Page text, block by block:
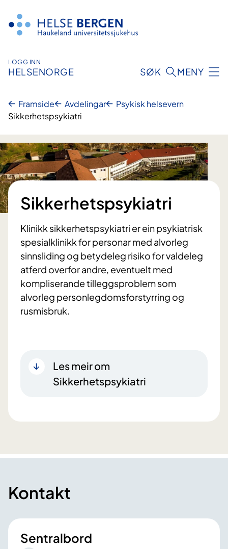
innhald
LOGG INN
HELSENORGE SØK MENY
Framside Avdelingar
Psykisk helsevern
Sikkerhetspsykiatri
Sikkerhetspsykiatri
Klinikk sikkerhetspsykiatri er ein psykiatrisk
spesialklinikk for personar med alvorleg
sinnsliding og betydeleg risiko for valdeleg
atferd overfor andre, eventuelt med
kompliserande tilleggsproblem som
alvorleg personlegdomsforstyrring og
rusmisbruk.
Les meir om
Sikkerhetspsykiatri
Kontakt
Sentralbord